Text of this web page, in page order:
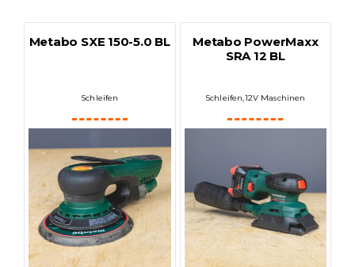
Metabo SXE 150-5.0 BL
Schleifen
Metabo PowerMaxx
SRA 12 BL
Schleifen,12V Maschinen